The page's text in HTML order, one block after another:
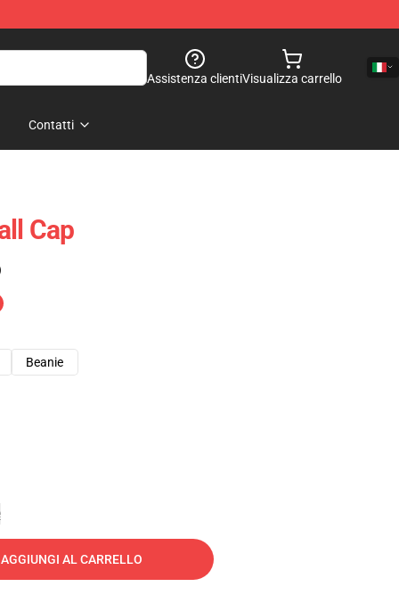
Assistenza clientiVisualizza carrello
Contatti
Cap
Beanie
AGGIUNGI AL CARRELLO